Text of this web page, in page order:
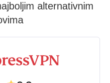
alternativnim